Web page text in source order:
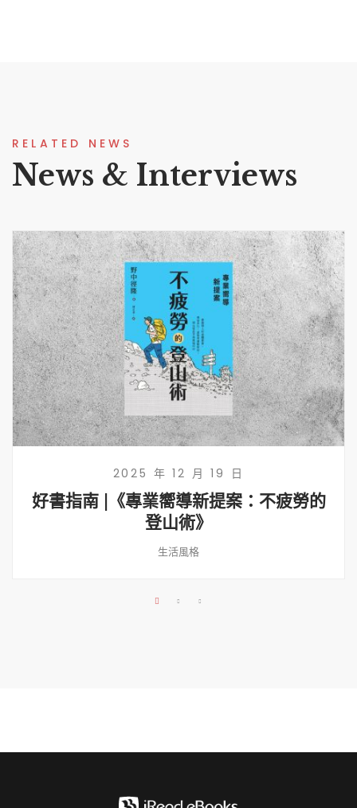
RELATED NEWS
News & Interviews
2025 年 12 月 19 日
好書指南 |《專業嚮導新提案：不疲勞的
登山術》
生活風格